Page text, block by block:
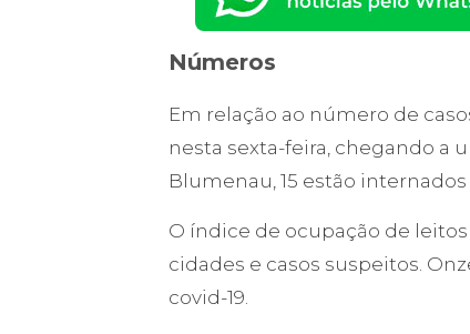
Números
Em relação ao número de
nesta sexta-feira, chegando a
Blumenau, 15 estão
O índice de ocupação de
cidades e casos suspeitos.
covid-19.